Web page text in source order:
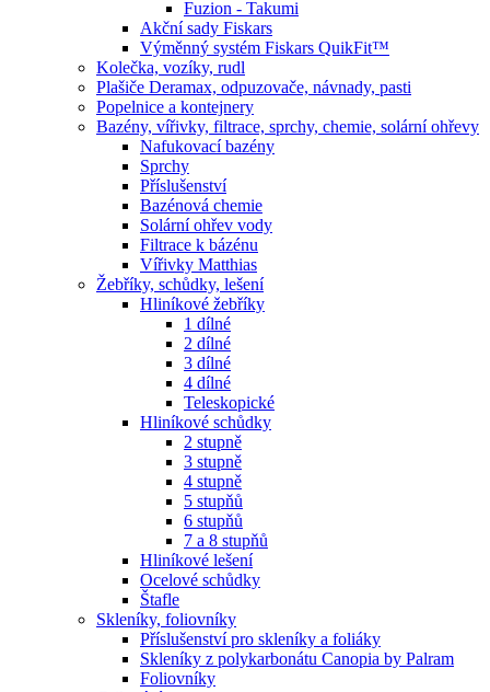
Fuzion - Takumi
Akční sady Fiskars
Výměnný systém Fiskars QuikFit™
Kolečka, vozíky, rudl
Plašiče Deramax, odpuzovače, návnady, pasti
Popelnice a kontejnery
Bazény, vířivky, filtrace, sprchy, chemie, solární ohřevy
Nafukovací bazény
Sprchy
Příslušenství
Bazénová chemie
Solární ohřev vody
Filtrace k bázénu
Vířivky Matthias
Žebříky, schůdky, lešení
Hliníkové žebříky
1 dílné
2 dílné
3 dílné
4 dílné
Teleskopické
Hliníkové schůdky
2 stupně
3 stupně
4 stupně
5 stupňů
6 stupňů
7 a 8 stupňů
Hliníkové lešení
Ocelové schůdky
Štafle
Skleníky, foliovníky
Příslušenství pro skleníky a foliáky
Skleníky z polykarbonátu Canopia by Palram
Foliovníky